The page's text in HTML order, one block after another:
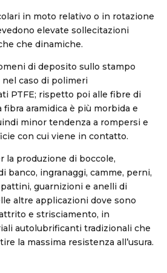
in moto relativo o in rotazione
elevate sollecitazioni
che dinamiche.
di deposito sullo stampo
caso di polimeri
PTFE; rispetto poi alle fibre di
aramidica è più morbida e
minor tendenza a rompersi e
con cui viene in contatto.
la produzione di boccole,
banco, ingranaggi, camme, perni,
guarnizioni e anelli di
altre applicazioni dove sono
e strisciamento, in
autolubrificanti tradizionali che
la massima resistenza all’usura.